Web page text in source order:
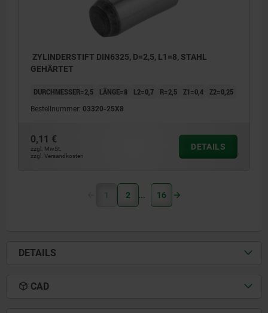
ZYLINDERSTIFT DIN6325, D=2,5, L1=8, STAHL
GEHÄRTET
DURCHMESSER=2,5 LÄNGE=8 L2=0,7 R=2,5 Z1=0,4 Z2=0,25
Bestellnummer: 03320-25X8
0,11 €
zzgl. MwSt.
zzgl. Versandkosten
DETAILS
1 2 16
DETAILS
CAD